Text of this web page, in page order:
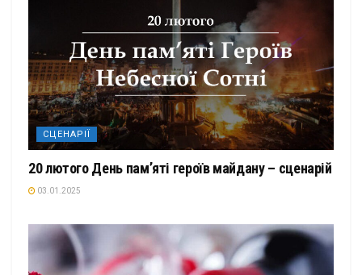
СЦЕНАРІЇ
20 лютого День пам’яті героїв майдану – сценарій
03.01.2025